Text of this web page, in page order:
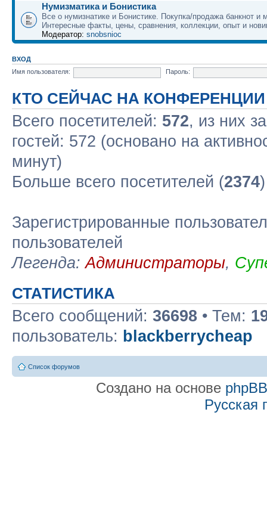
Нумизматика и Бонистика
Все о нумизнатике и Бонистике. Покупка/продажа банкнот и
Интересные факты, цены, сравнения, коллекции, опыт и
Модератор: snobsnioc
ВХОД
Имя пользователя:
Пароль:
КТО СЕЙЧАС НА КОНФЕРЕНЦИИ
Всего посетителей: 572, из них
гостей: 572 (основано на
минут)
Больше всего посетителей (2374
Зарегистрированные
пользователей
Легенда:Администраторы,
СТАТИСТИКА
Всего сообщений: 36698 • Тем:
пользователь: blackberrycheap
Список форумов
Создано на основе phpBB
Русская